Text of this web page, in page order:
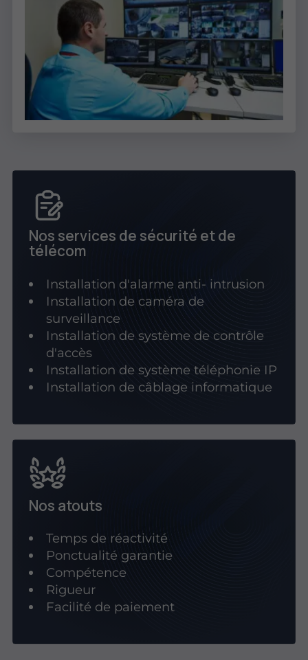
Nos services de sécurité et de
télécom
Installation d'alarme anti- intrusion
Installation de caméra de
surveillance
Installation de système de contrôle
d'accès
Installation de système téléphonie IP
Installation de câblage informatique
Nos atouts
Temps de réactivité
Ponctualité garantie
Compétence
Rigueur
Facilité de paiement